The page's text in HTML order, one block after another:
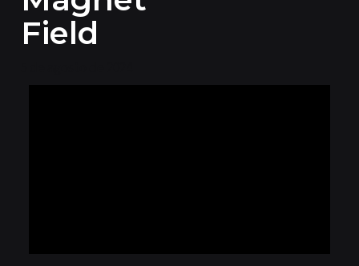
Field